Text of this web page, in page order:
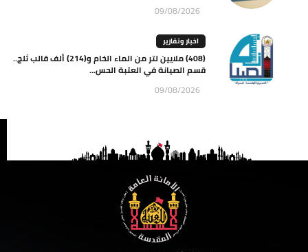
09/08/2026
اخبار وتقارير
(408) ملايين لتر من الماء الخام و(214) ألف قالب ثلج..
قسم الصيانة في العتبة الحس...
09/08/2026